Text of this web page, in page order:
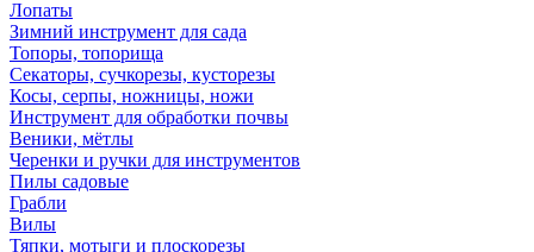
Лопаты
Зимний инструмент для сада
Топоры, топорища
Секаторы, сучкорезы, кусторезы
Косы, серпы, ножницы, ножи
Инструмент для обработки почвы
Веники, мётлы
Черенки и ручки для инструментов
Пилы садовые
Грабли
Вилы
Тяпки, мотыги и плоскорезы